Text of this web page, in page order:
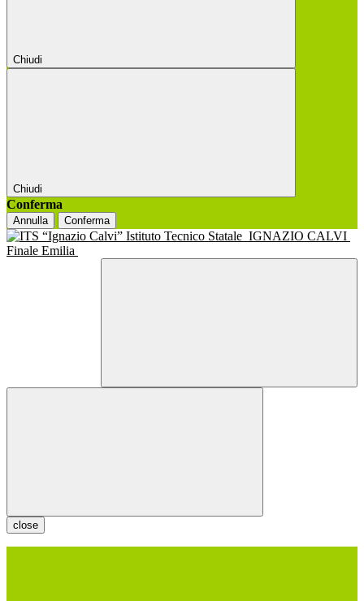
Chiudi
Chiudi
Conferma
Annulla Conferma
Istituto Tecnico Statale IGNAZIO CALVI
Finale Emilia
close